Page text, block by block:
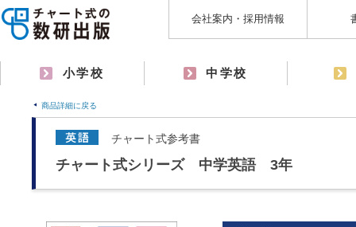
会社案内・採用情報
小学校 中学校
商品詳細に戻る
チャート式参考書
チャート式シリーズ 中学英語 3年